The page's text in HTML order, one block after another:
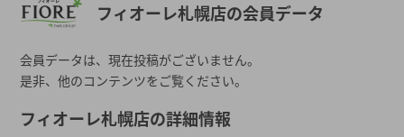
フィオーレ札幌店の会員データ
会員データは、現在投稿がございません。
是非、他のコンテンツをご覧ください。
フィオーレ札幌店の詳細情報